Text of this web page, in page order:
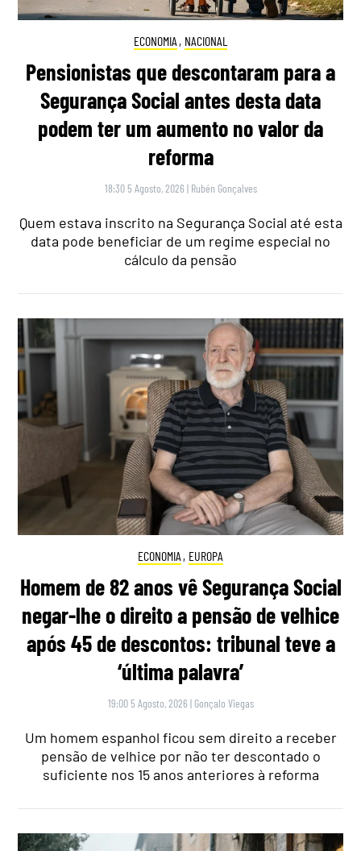
ECONOMIA , NACIONAL
Pensionistas que descontaram para a
Segurança Social antes desta data
podem ter um aumento no valor da
reforma
18:30 5 Agosto, 2026 | Rubén Gonçalves
Quem estava inscrito na Segurança Social até esta
data pode beneficiar de um regime especial no
cálculo da pensão
ECONOMIA , EUROPA
Homem de 82 anos vê Segurança Social
negar-lhe o direito a pensão de velhice
após 45 de descontos: tribunal teve a
‘última palavra’
19:00 5 Agosto, 2026 | Gonçalo Viegas
Um homem espanhol ficou sem direito a receber
pensão de velhice por não ter descontado o
suficiente nos 15 anos anteriores à reforma